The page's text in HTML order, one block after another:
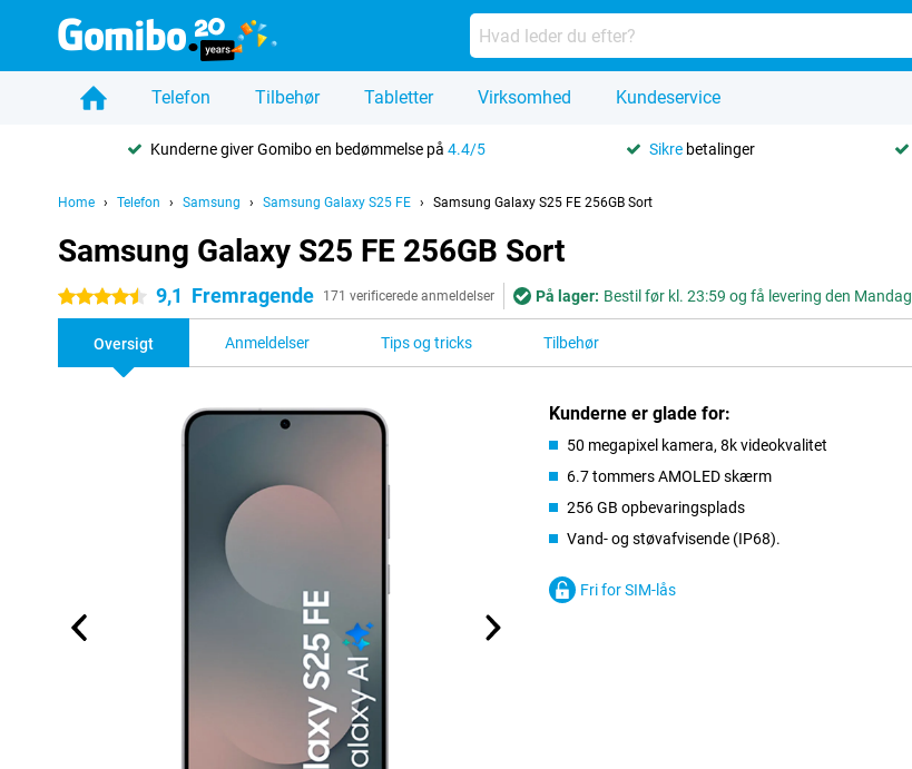
Telefon Tilbehør Tabletter Virksomhed Kundeservice
Kunderne giver Gomibo en bedømmelse på4.4/5 Sikrebetalinger
Home Telefon Samsung Samsung Galaxy S25 FE Samsung Galaxy S25 FE 256GB Sort
Samsung Galaxy S25 FE 256GB Sort
4.5 stjerner 9,1 Fremragende 171 verificerede anmeldelser På lager: Bestil før kl. 23:59 og få levering den Mandag
Oversigt Anmeldelser Tips og tricks Tilbehør
Kunderne er glade for:
50 megapixel kamera, 8k videokvalitet
6.7 tommers AMOLED skærm
256 GB opbevaringsplads
Vand- og støvafvisende (IP68).
Fri for SIM-lås